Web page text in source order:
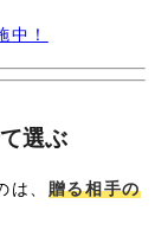
！
選ぶ
、 贈る相手の